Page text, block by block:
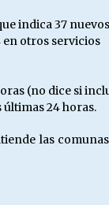
indica 37
en otros servicios
(no dice si
últimas 24 horas.
las